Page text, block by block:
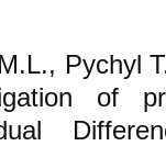
Pychyl
of